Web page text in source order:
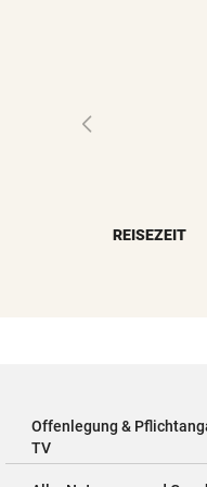
REISEZEIT
Offenlegung &
TV